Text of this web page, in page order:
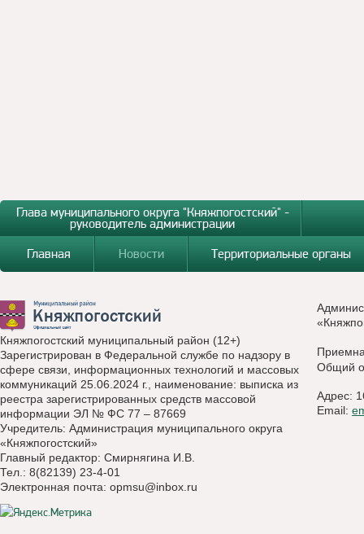
Глава муниципального округа "Княжпогостский" -
руководитель администрации
Главная
Новости Территориальные органы
Княжпогостский муниципальный район (12+)
Зарегистрирован в Федеральной службе по надзору в
сфере связи, информационных технологий и массовых
коммуникаций 25.06.2024 г., наименование: выписка из
реестра зарегистрированных средств массовой
информации ЭЛ № ФС 77 – 87669
Учредитель: Администрация муниципального округа
«Княжпогостский»
Главный редактор: Смирнягина И.В.
Тел.: 8(82139) 23-4-01
Электронная почта: opmsu@inbox.ru
Общий
Адрес:
Email: